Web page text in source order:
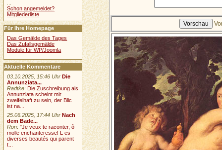
Schon angemeldet?
Mitgliederliste
Für Ihre Homepage
Das Gemälde des Tages
Das Zufallsgemälde
Module für WP/Joomla
Aktuelle Kommentare
03.10.2025, 15:46 Uhr Die
Annunziata...
Radtke: Die Zuschreibung als
Annunziata scheint mir
zweifelhaft zu sein, der Blic
ist na...
25.06.2025, 17:44 Uhr Nach
dem Bade...
Ron:"Je veux te raconter, ô
molle enchanteresse! L es
diverses beautés qui parent
t...